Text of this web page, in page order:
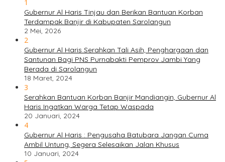
1
Gubernur Al Haris Tinjau dan Berikan Bantuan Korban
Terdampak Banjir di Kabupaten Sarolangun
2 Mei, 2026
2
Gubernur Al Haris Serahkan Tali Asih, Penghargaan dan
Santunan Bagi PNS Purnabakti Pemprov Jambi Yang
Berada di Sarolangun
18 Maret, 2024
3
Serahkan Bantuan Korban Banjir Mandiangin, Gubernur Al
Haris Ingatkan Warga Tetap Waspada
20 Januari, 2024
4
Gubernur Al Haris : Pengusaha Batubara Jangan Cuma
Ambil Untung, Segera Selesaikan Jalan Khusus
10 Januari, 2024